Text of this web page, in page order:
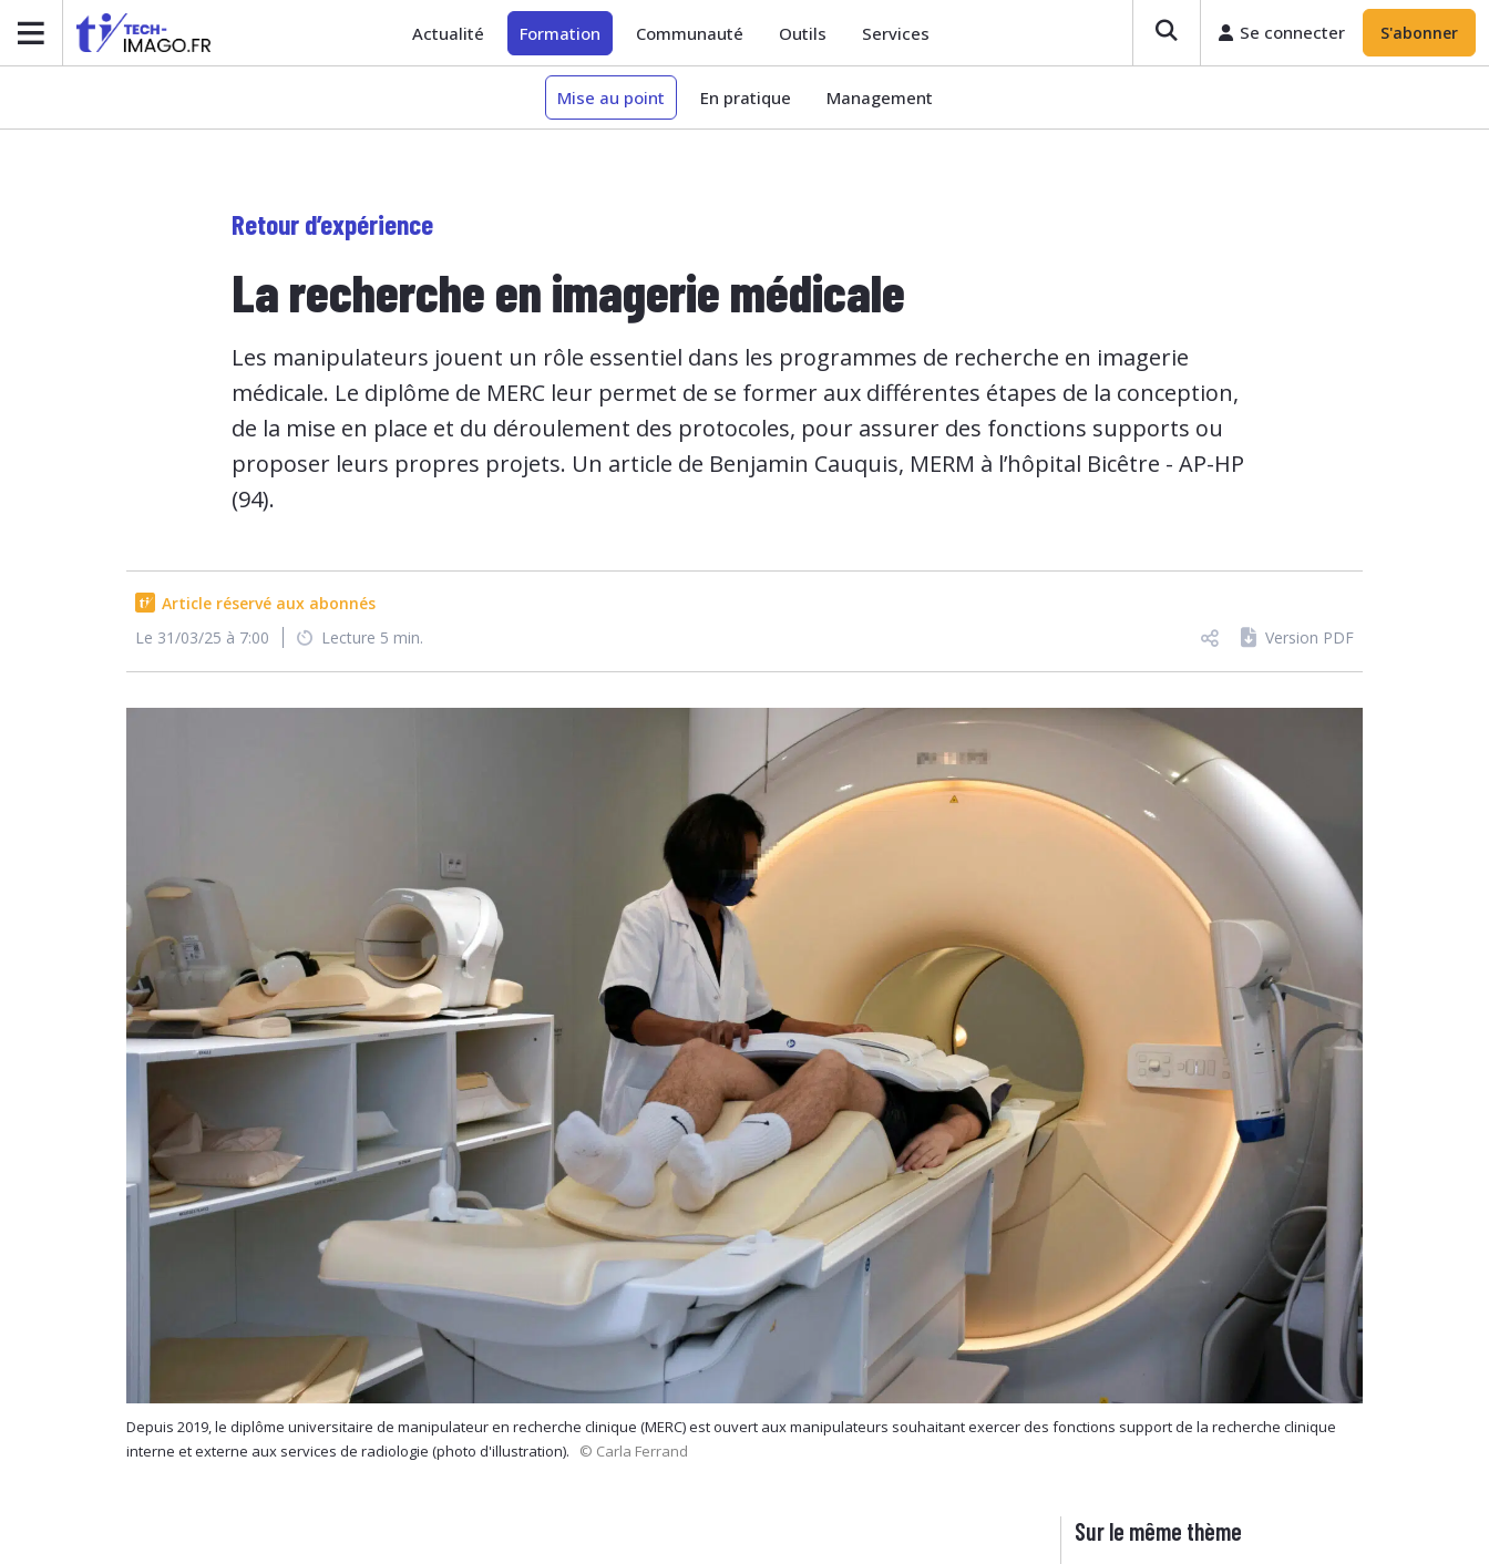
Actualité Formation Communauté Outils Services Se connecter S'abonner
Mise au point En pratique Management
Retour d’expérience
La recherche en imagerie médicale
Les manipulateurs jouent un rôle essentiel dans les programmes de recherche en imagerie
médicale. Le diplôme de MERC leur permet de se former aux différentes étapes de la conception,
de la mise en place et du déroulement des protocoles, pour assurer des fonctions supports ou
proposer leurs propres projets. Un article de Benjamin Cauquis, MERM à l’hôpital Bicêtre - AP-HP
(94).
Article réservé aux abonnés
Le 31/03/25 à 7:00
Lecture 5 min. Version PDF
Depuis 2019, le diplôme universitaire de manipulateur en recherche clinique (MERC) est ouvert aux manipulateurs souhaitant exercer des fonctions support de la recherche clinique
interne et externe aux services de radiologie (photo d'illustration).
© Carla Ferrand
Sur le même thème